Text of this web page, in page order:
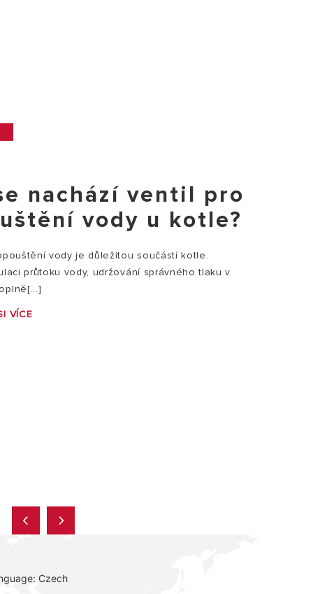
nachází ventil pro
vody u kotle?
vody je důležitou součástí kotle.
průtoku vody, udržování správného tlaku v
VÍCE
Czech